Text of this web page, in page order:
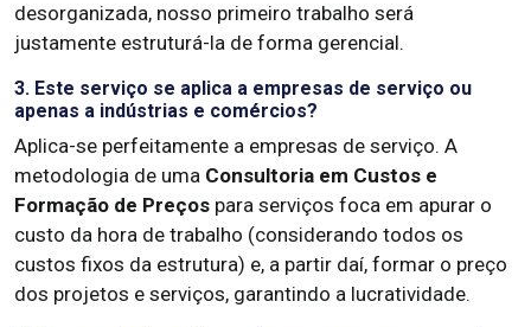
desorganizada, nosso primeiro trabalho será
justamente estruturá-la de forma gerencial.
3. Este serviço se aplica a empresas de serviço ou
apenas a indústrias e comércios?
Aplica-se perfeitamente a empresas de serviço. A
metodologia de uma Consultoria em Custos e
Formação de Preços para serviços foca em apurar o
custo da hora de trabalho (considerando todos os
custos fixos da estrutura) e, a partir daí, formar o preço
dos projetos e serviços, garantindo a lucratividade.